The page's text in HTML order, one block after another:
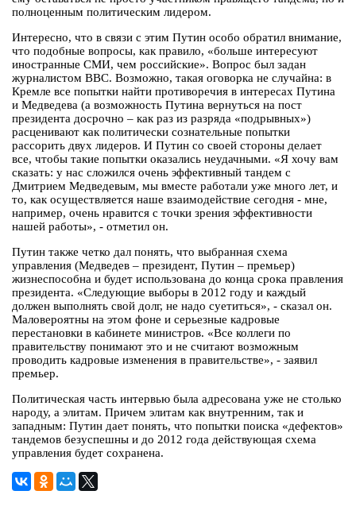
полноценным политическим лидером.
Интересно, что в связи с этим Путин особо обратил внимание,
что подобные вопросы, как правило, «больше интересуют
иностранные СМИ, чем российские». Вопрос был задан
журналистом BBC. Возможно, такая оговорка не случайна: в
Кремле все попытки найти противоречия в интересах Путина
и Медведева (а возможность Путина вернуться на пост
президента досрочно – как раз из разряда «подрывных»)
расценивают как политически сознательные попытки
рассорить двух лидеров. И Путин со своей стороны делает
все, чтобы такие попытки оказались неудачными. «Я хочу вам
сказать: у нас сложился очень эффективный тандем с
Дмитрием Медведевым, мы вместе работали уже много лет, и
то, как осуществляется наше взаимодействие сегодня - мне,
например, очень нравится с точки зрения эффективности
нашей работы», - отметил он.
Путин также четко дал понять, что выбранная схема
управления (Медведев – президент, Путин – премьер)
жизнеспособна и будет использована до конца срока правления
президента. «Следующие выборы в 2012 году и каждый
должен выполнять свой долг, не надо суетиться», - сказал он.
Маловероятны на этом фоне и серьезные кадровые
перестановки в кабинете министров. «Все коллеги по
правительству понимают это и не считают возможным
проводить кадровые изменения в правительстве», - заявил
премьер.
Политическая часть интервью была адресована уже не столько
народу, а элитам. Причем элитам как внутренним, так и
западным: Путин дает понять, что попытки поиска «дефектов»
тандемов безуспешны и до 2012 года действующая схема
управления будет сохранена.